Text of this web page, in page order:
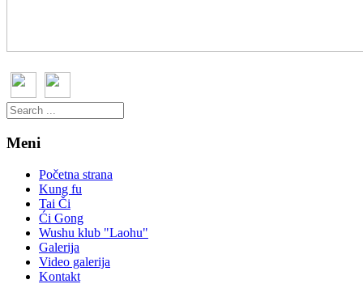
Meni
Početna strana
Kung fu
Tai Či
Ći Gong
Wushu klub "Laohu"
Galerija
Video galerija
Kontakt